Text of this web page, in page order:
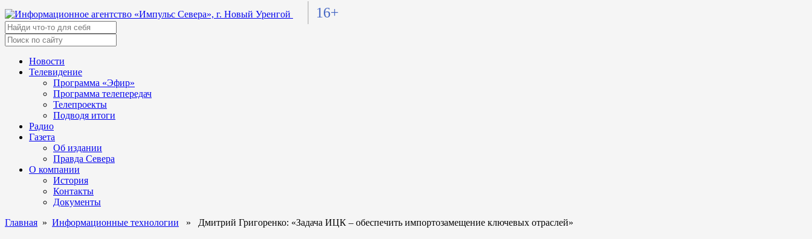
16+
Новости
Телевидение
Программа «Эфир»
Программа телепередач
Телепроекты
Подводя итоги
Радио
Газета
Об издании
Правда Севера
О компании
История
Контакты
Документы
Главная » Информационные технологии » Дмитрий Григоренко: «Задача ИЦК – обеспечить импортозамещение ключевых отраслей»